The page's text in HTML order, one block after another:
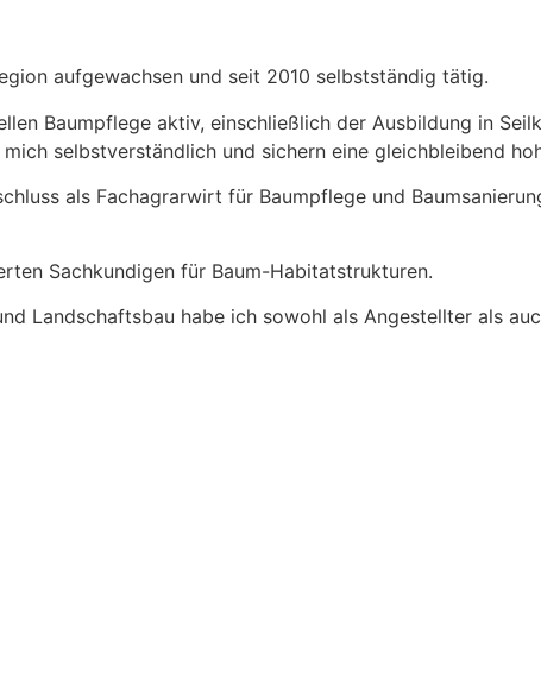
aufgewachsen und seit 2010 selbstständig tätig.
Baumpflege aktiv, einschließlich der Ausbildung in
selbstverständlich und sichern eine gleichbleibend
als Fachagrarwirt für Baumpflege und
Sachkundigen für Baum-Habitatstrukturen.
Landschaftsbau habe ich sowohl als Angestellter als